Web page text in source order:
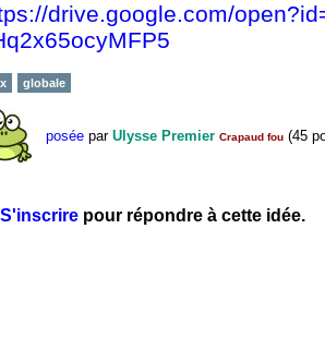
drive.google.com/
globale
posée par Ulysse Premier Crapaud fou (45
S'inscrire pour répondre à cette idée.